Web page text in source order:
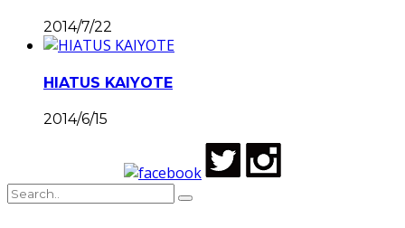
2014/7/22
HIATUS KAIYOTE
2014/6/15